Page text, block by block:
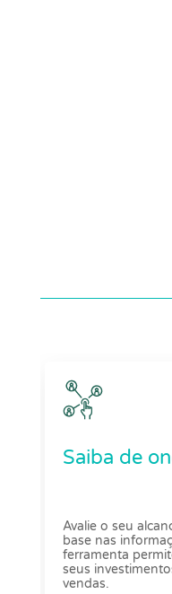
Saiba de
Avalie o seu
base nas
ferramenta
seus
vendas.